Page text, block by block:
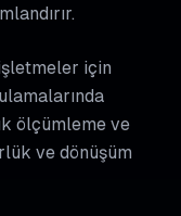
için
ölçümleme ve
ve dönüşüm